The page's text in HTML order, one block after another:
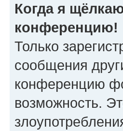
Когда я
конференцию!
Только
сообщения
конференцию
возможность.